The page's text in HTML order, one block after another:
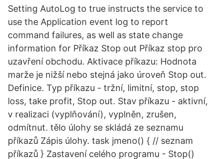
Setting AutoLog to true instructs the service to
use the Application event log to report
command failures, as well as state change
information for Příkaz Stop out Příkaz stop pro
uzavření obchodu. Aktivace příkazu: Hodnota
marže je nižší nebo stejná jako úroveň Stop out.
Definice. Typ příkazu - tržní, limitní, stop, stop
loss, take profit, Stop out. Stav příkazu - aktivní,
v realizaci (vyplňování), vyplněn, zrušen,
odmítnut. tělo úlohy se skládá ze seznamu
příkazů Zápis úlohy. task jmeno() { // seznam
příkazů } Zastavení celého programu - Stop()